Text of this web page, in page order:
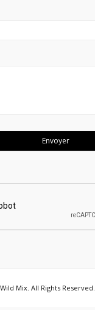
Mix. All Rights Reserved.